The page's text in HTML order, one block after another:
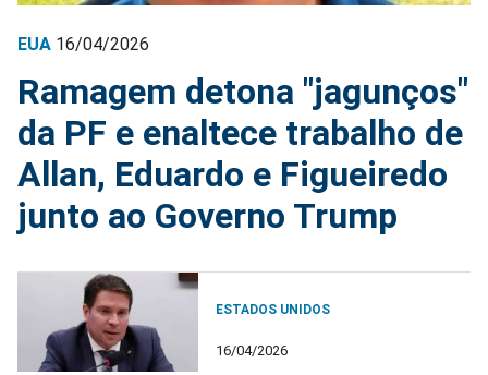
EUA 16/04/2026
Ramagem detona "jagunços"
da PF e enaltece trabalho de
Allan, Eduardo e Figueiredo
junto ao Governo Trump
ESTADOS UNIDOS
16/04/2026